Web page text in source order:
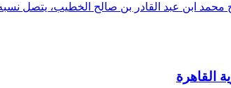
ابن عبد القادر بن صالح الخطيب، يتصل نسبه
القاهرة